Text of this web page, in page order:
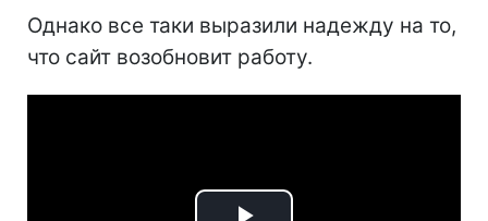
Однако все таки выразили надежду на то,
что сайт возобновит работу.